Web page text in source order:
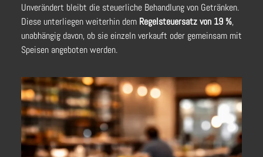
Unverändert bleibt die steuerliche Behandlung von Getränken.
Diese unterliegen weiterhin dem Regelsteuersatz von 19 %,
unabhängig davon, ob sie einzeln verkauft oder gemeinsam mit
Speisen angeboten werden.